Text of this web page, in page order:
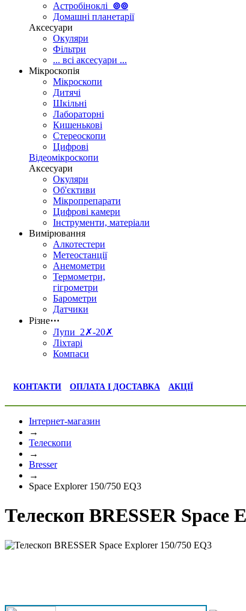
Астробіноклі ⊚⊚
Домашні планетарії
Аксесуари
Окуляри
Фільтри
... всі аксесуари ...
Мікроскопія
Мікроскопи
Дитячі
Шкільні
Лабораторні
Кишенькові
Стереоскопи
Цифрові
Відеомікроскопи
Аксесуари
Окуляри
Об'єктиви
Мікропрепарати
Цифрові камери
Інструменти, матеріали
Вимірювання
Алкотестери
Метеостанції
Анемометри
Термометри,
гігрометри
Барометри
Датчики
Різне⋯
Лупи 2✗-20✗
Ліхтарі
Компаси
КОНТАКТИ ОПЛАТА І ДОСТАВКА АКЦІЇ
Інтернет-магазин
→
Телескопи
→
Bresser
→
Space Explorer 150/750 EQ3
Телескоп BRESSER Space